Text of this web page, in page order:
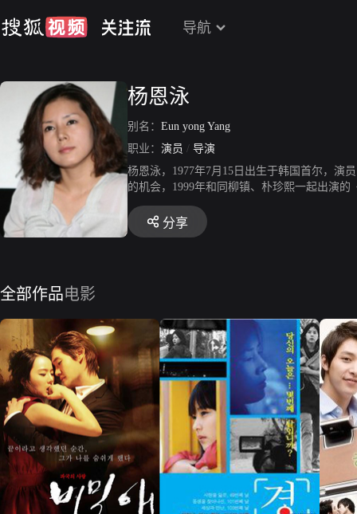
导航
杨恩泳
别名： Eun yong Yang
职业： 演员 / 导演
杨恩泳，1977年7月15日出生于韩国首尔，演
的机会，1999年和同柳镇、朴珍熙一起出演
大学期间就梦想着能够成为短篇电影导演的
人自言自语或者笑了起来。《生命花》之前
影》、《绑架金大中》、《向我的青春呼喊
分享
全部作品电影